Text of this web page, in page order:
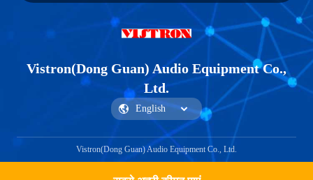
Vistron(Dong Guan) Audio Equipment Co.,
Ltd.
Vistron(Dong Guan) Audio Equipment Co., Ltd.